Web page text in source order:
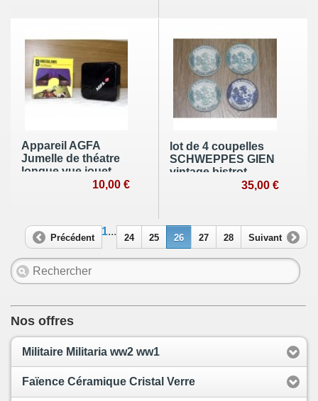
Appareil AGFA
Jumelle de théatre
longue vue jouet
10,00 €
lot de 4 coupelles
SCHWEPPES GIEN
vintage bistrot
ramasse monnaie
35,00 €
Précédent
1...
24 25 26 27 28 Suivant
Nos offres
Militaire Militaria ww2 ww1
Faïence Céramique Cristal Verre